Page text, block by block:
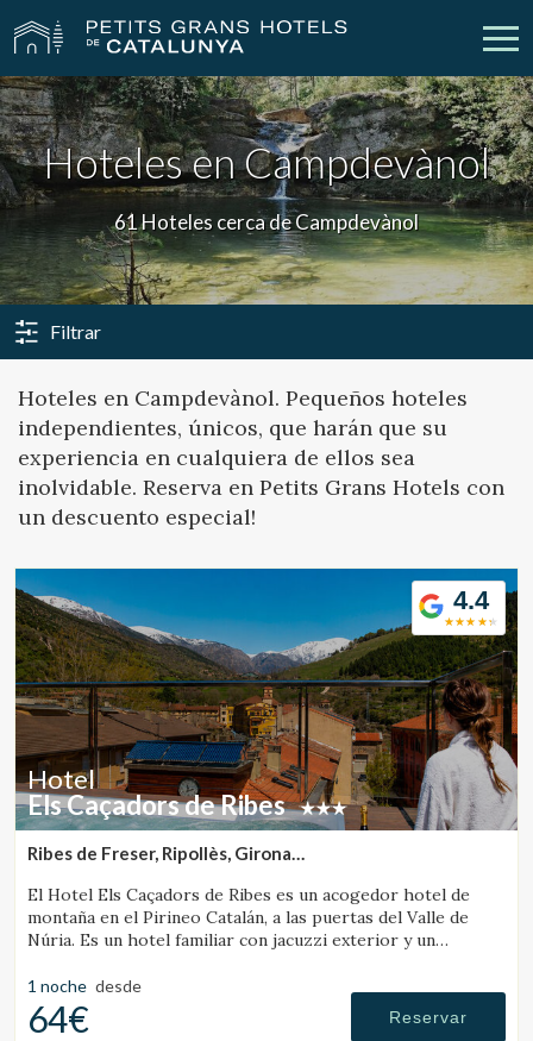
Nuestros Hoteles Escapadas
Bodas Empresas
Cheques Regalo Descubre Catalunya
vpn_key Iniciar sesión person Crear cuenta
CA ES EN FR
Hoteles en Campdevànol
61 Hoteles cerca de Campdevànol
Filtrar
Hoteles en Campdevànol. Pequeños hoteles
independientes, únicos, que harán que su
experiencia en cualquiera de ellos sea
inolvidable. Reserva en Petits Grans Hotels con
un descuento especial!
4.4
Hotel
Els Caçadors de Ribes
Ribes de Freser, Ripollès, Girona
El Hotel Els Caçadors de Ribes es un acogedor hotel de
montaña en el Pirineo Catalán, a las puertas del Valle de
Núria. Es un hotel familiar con jacuzzi exterior y un
1 noche desde
64€ Reservar